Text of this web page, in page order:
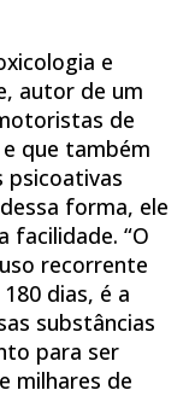
e
autor de um
de
que também
psicoativas
forma, ele
facilidade. “O
recorrente
dias, é a
substâncias
para ser
milhares de